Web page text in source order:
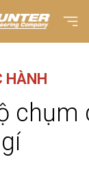
HÀNH
chụm